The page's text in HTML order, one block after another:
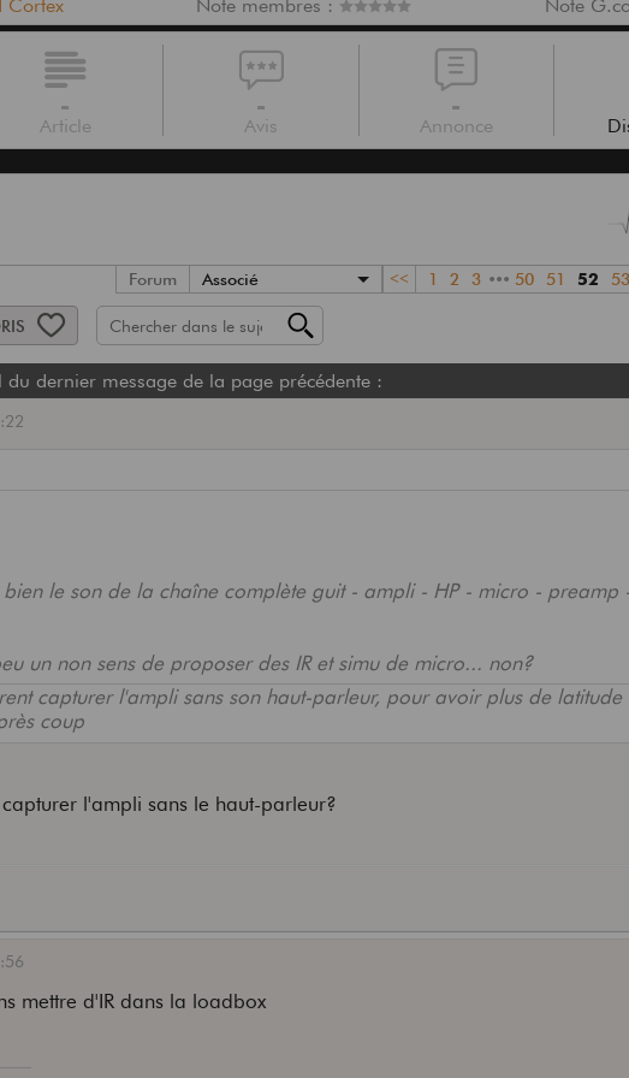
Cortex Note membres : Note
-
Article
-
Avis
-
Annonce
Forum Associé << 1 2 3 ••• 50 51 52 53
du dernier message de la page précédente :
le son de la chaîne complète guit - ampli - HP - micro - preamp
un non sens de proposer des IR et simu de micro... non?
capturer l'ampli sans son haut-parleur, pour avoir plus de latitude
coup
l'ampli sans le haut-parleur?
mettre d'IR dans la loadbox